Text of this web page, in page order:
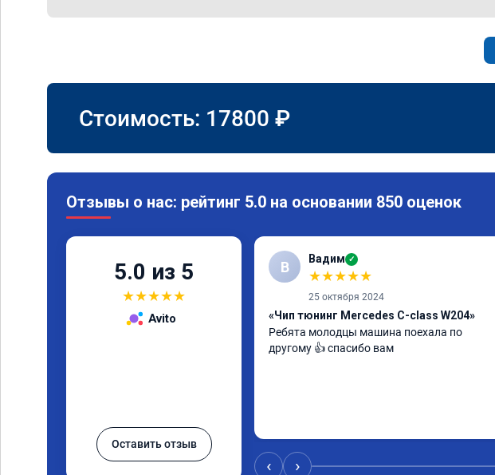
Стоимость: 17800 ₽
Отзывы о нас: рейтинг 5.0 на основании 850 оценок
5.0 из 5
★★★★★
Avito
Оставить отзыв
В Вадим ✓
★★★★★
25 октября 2024
«Чип тюнинг Mercedes C-class W204»
Ребята молодцы машина поехала по
другому 👍 спасибо вам
‹ ›